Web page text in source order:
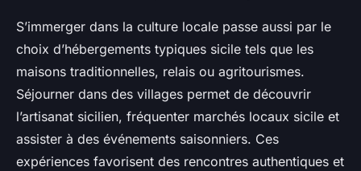
S’immerger dans la culture locale passe aussi par le
choix d’hébergements typiques sicile tels que les
maisons traditionnelles, relais ou agritourismes.
Séjourner dans des villages permet de découvrir
l’artisanat sicilien, fréquenter marchés locaux sicile et
assister à des événements saisonniers. Ces
expériences favorisent des rencontres authentiques et